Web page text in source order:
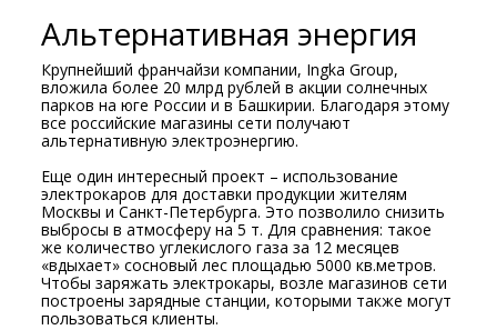
Альтернативная энергия
Крупнейший франчайзи компании, Ingka Group,
вложила более 20 млрд рублей в акции солнечных
парков на юге России и в Башкирии. Благодаря этому
все российские магазины сети получают
альтернативную электроэнергию.
Еще один интересный проект – использование
электрокаров для доставки продукции жителям
Москвы и Санкт-Петербурга. Это позволило снизить
выбросы в атмосферу на 5 т. Для сравнения: такое
же количество углекислого газа за 12 месяцев
«вдыхает» сосновый лес площадью 5000 кв.метров.
Чтобы заряжать электрокары, возле магазинов сети
построены зарядные станции, которыми также могут
пользоваться клиенты.